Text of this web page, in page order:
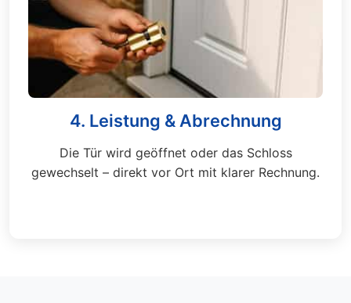
4. Leistung & Abrechnung
Die Tür wird geöffnet oder das Schloss
gewechselt – direkt vor Ort mit klarer Rechnung.